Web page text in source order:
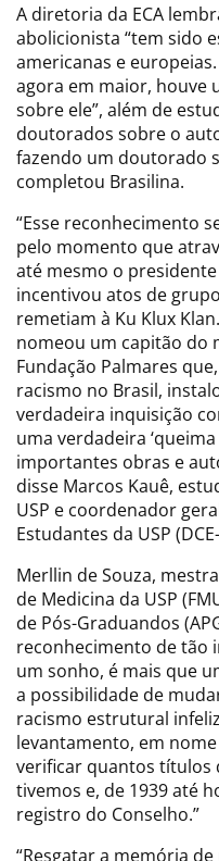
A diretoria da ECA
abolicionista “tem sido
americanas e
agora em maior, houve
sobre ele”, além de
doutorados sobre o
fazendo um doutorado
completou Brasilina.
“Esse reconhecimento
pelo momento que
até mesmo o
incentivou atos de
remetiam à Ku Klux
nomeou um capitão do
Fundação Palmares
racismo no Brasil,
verdadeira inquisição
uma verdadeira
importantes obras e
disse Marcos Kauê,
USP e coordenador
Estudantes da USP
Merllin de Souza,
de Medicina da USP
de Pós-Graduandos
reconhecimento de tão
um sonho, é mais que
a possibilidade de
racismo estrutural
levantamento, em
verificar quantos títulos
tivemos e, de 1939 até
registro do Conselho.”
“Resgatar a memória